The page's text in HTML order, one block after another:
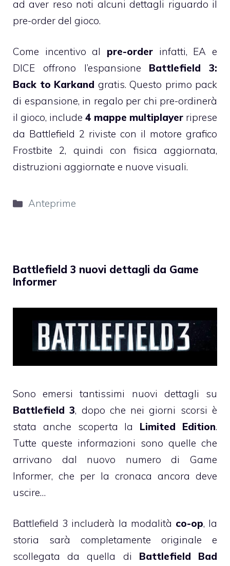
ad aver reso noti alcuni dettagli riguardo il
pre-order del gioco.
Come incentivo al pre-order infatti, EA e
DICE offrono l’espansione Battlefield 3:
Back to Karkand gratis. Questo primo pack
di espansione, in regalo per chi pre-ordinerà
il gioco, include 4 mappe multiplayer riprese
da Battlefield 2 riviste con il motore grafico
Frostbite 2, quindi con fisica aggiornata,
distruzioni aggiornate e nuove visuali.
Categorie
Anteprime
Battlefield 3 nuovi dettagli da Game
Informer
Sono emersi tantissimi nuovi dettagli su
Battlefield 3, dopo che nei giorni scorsi è
stata anche scoperta la Limited Edition.
Tutte queste informazioni sono quelle che
arrivano dal nuovo numero di Game
Informer, che per la cronaca ancora deve
uscire…
Battlefield 3 includerà la modalità co-op, la
storia sarà completamente originale e
scollegata da quella di Battlefield Bad